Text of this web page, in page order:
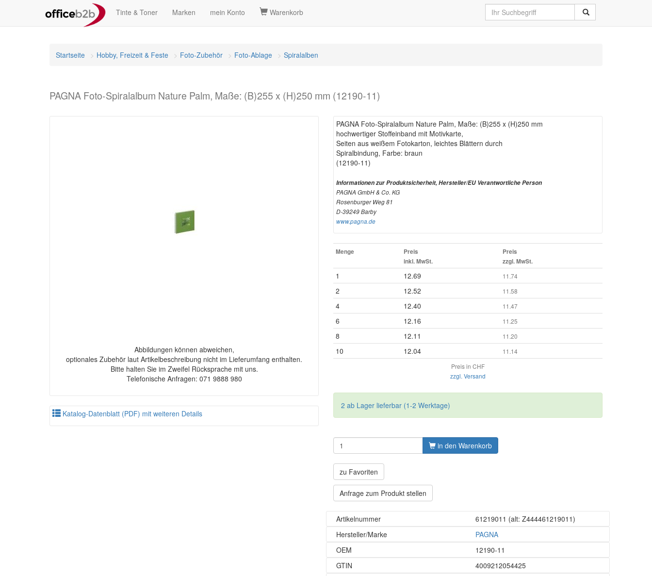
Tinte & Toner Marken mein Konto Warenkorb
Startseite Hobby, Freizeit & Feste Foto-Zubehör Foto-Ablage Spiralalben
PAGNA Foto-Spiralalbum Nature Palm, Maße: (B)255 x (H)250 mm (12190-11)
Abbildungen können abweichen,
optionales Zubehör laut Artikelbeschreibung nicht im Lieferumfang enthalten.
Bitte halten Sie im Zweifel Rücksprache mit uns.
Telefonische Anfragen: 071 9888 980
Katalog-Datenblatt (PDF) mit weiteren Details
PAGNA Foto-Spiralalbum Nature Palm, Maße: (B)255 x (H)250 mm
hochwertiger Stoffeinband mit Motivkarte,
Seiten aus weißem Fotokarton, leichtes Blättern durch
Spiralbindung, Farbe: braun
(12190-11)
Informationen zur Produktsicherheit, Hersteller/EU Verantwortliche Person
PAGNA GmbH & Co. KG
Rosenburger Weg 81
D-39249 Barby
www.pagna.de
Menge
Preis
inkl. MwSt.
Preis
zzgl. MwSt.
1 12.69 11.74
2 12.52 11.58
4 12.40 11.47
6 12.16 11.25
8 12.11 11.20
10 12.04
11.14
Preis in CHF
zzgl. Versand
2 ab Lager lieferbar (1-2 Werktage)
in den Warenkorb
zu Favoriten
Anfrage zum Produkt stellen
Artikelnummer 61219011 (alt: Z444461219011)
Hersteller/Marke
PAGNA
OEM
12190-11
GTIN
4009212054425